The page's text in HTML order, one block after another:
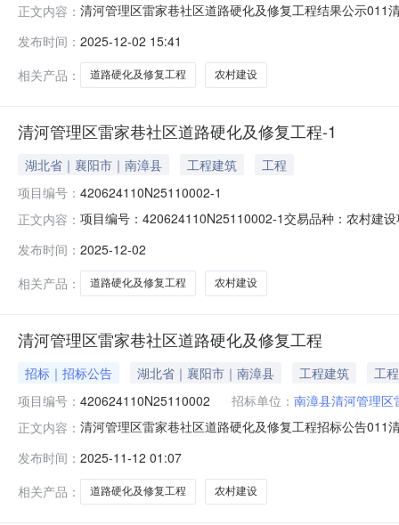
正文内容： 清河管理区雷家巷社区道路硬化及修复工程结果公示
角破损路面修复及扩宽；六组柿树湾路口破损路面修复
发布时间： 2025-12-02 15:41
相关产品：
道路硬化及修复工程 农村建设
清河管理区雷家巷社区道路硬化及修复工程-1
湖北省｜襄阳市｜南漳县 工程建筑
工程
项目编号： 420624110N25110002-1
正文内容： 项目编号：420624110N25110002-1交易品种：农村建
发布时间： 2025-12-02
相关产品：
道路硬化及修复工程 农村建设
清河管理区雷家巷社区道路硬化及修复工程
招标｜招标公告 湖北省｜襄阳市｜南漳县 工程建筑
工程
项目编号： 420624110N25110002 招标单位： 南漳县清河管理区
正文内容： 清河管理区雷家巷社区道路硬化及修复工程招标公告
农村综合产权交易中心公告日期：2025-11-11产权信息
发布时间： 2025-11-12 01:07
相关产品：
道路硬化及修复工程 农村建设